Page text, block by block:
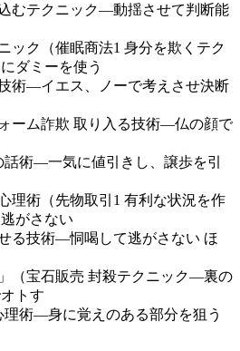
むテクニック—動揺させて判断能
ック（催眠商法1 身分を欺くテク
ダミーを使う
術—イエス、ノーで考えさせ決断
ーム詐欺 取り入る技術—仏の顔で
術—一気に値引きし、譲歩を引
理術（先物取引1 有利な状況を作
がさない
る技術—恫喝して逃がさない ほ
（宝石販売 封殺テクニック—裏の
トす
術—身に覚えのある部分を狙う